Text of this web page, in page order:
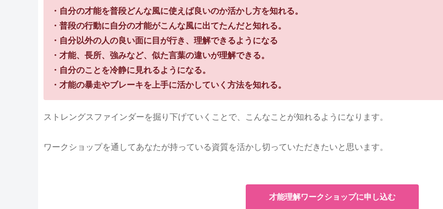
・自分の才能を普段どんな風に使えば良いのか活かし方を知れる。
・普段の行動に自分の才能がこんな風に出てたんだと知れる。
・自分以外の人の良い面に目が行き、理解できるようになる
・才能、長所、強みなど、似た言葉の違いが理解できる。
・自分のことを冷静に見れるようになる。
・才能の暴走やブレーキを上手に活かしていく方法を知れる。
ストレングスファインダーを掘り下げていくことで、こんなことが知れるようになります。
ワークショップを通してあなたが持っている資質を活かし切っていただきたいと思います。
才能理解ワークショップに申し込む